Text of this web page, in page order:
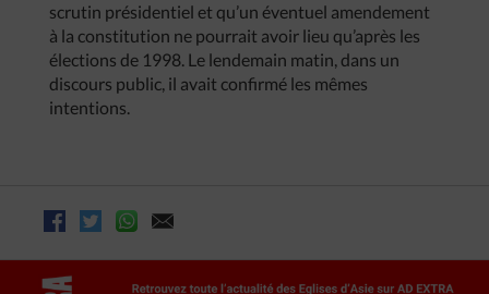
scrutin présidentiel et qu’un éventuel amendement
à la constitution ne pourrait avoir lieu qu’après les
élections de 1998. Le lendemain matin, dans un
discours public, il avait confirmé les mêmes
intentions.